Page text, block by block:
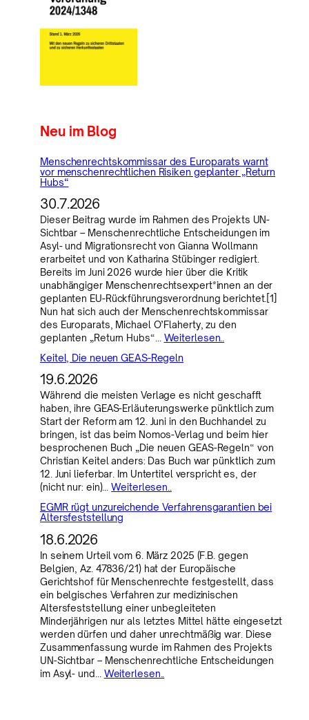
Neu im Blog
Menschenrechtskommissar des Europarats warnt
vor menschenrechtlichen Risiken geplanter „Return
Hubs“
30.7.2026
Dieser Beitrag wurde im Rahmen des Projekts UN-
Sichtbar – Menschenrechtliche Entscheidungen im
Asyl- und Migrationsrecht von Gianna Wollmann
erarbeitet und von Katharina Stübinger redigiert.
Bereits im Juni 2026 wurde hier über die Kritik
unabhängiger Menschenrechtsexpert*innen an der
geplanten EU-Rückführungsverordnung berichtet.[1]
Nun hat sich auch der Menschenrechtskommissar
des Europarats, Michael O’Flaherty, zu den
geplanten „Return Hubs“… Weiterlesen..
Keitel, Die neuen GEAS-Regeln
19.6.2026
Während die meisten Verlage es nicht geschafft
haben, ihre GEAS-Erläuterungswerke pünktlich zum
Start der Reform am 12. Juni in den Buchhandel zu
bringen, ist das beim Nomos-Verlag und beim hier
besprochenen Buch „Die neuen GEAS-Regeln“ von
Christian Keitel anders: Das Buch war pünktlich zum
12. Juni lieferbar. Im Untertitel verspricht es, der
(nicht nur: ein)…Weiterlesen..
EGMR rügt unzureichende Verfahrensgarantien bei
Altersfeststellung
18.6.2026
In seinem Urteil vom 6. März 2025 (F.B. gegen
Belgien, Az. 47836/21) hat der Europäische
Gerichtshof für Menschenrechte festgestellt, dass
ein belgisches Verfahren zur medizinischen
Altersfeststellung einer unbegleiteten
Minderjährigen nur als letztes Mittel hätte eingesetzt
werden dürfen und daher unrechtmäßig war. Diese
Zusammenfassung wurde im Rahmen des Projekts
UN-Sichtbar – Menschenrechtliche Entscheidungen
im Asyl- und… Weiterlesen..